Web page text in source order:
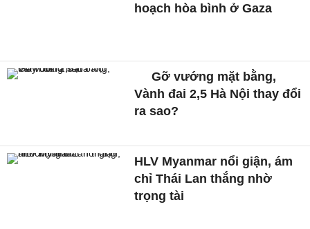
hoạch hòa bình ở Gaza
Gỡ vướng mặt bằng,
Vành đai 2,5 Hà Nội thay đổi
ra sao?
HLV Myanmar nổi giận, ám
chỉ Thái Lan thắng nhờ
trọng tài